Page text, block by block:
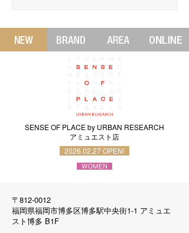
SENSE OF PLACE by URBAN RESEARCH
アミュエスト店
2026.02.27 OPEN!
〒812-0012
福岡県福岡市博多区博多駅中央街1-1 アミュエ
スト博多 B1F